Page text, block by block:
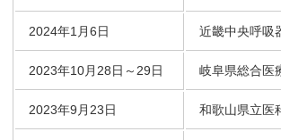
2024年1月6日 近畿中央呼吸
2023年10月28日～29日 岐阜県総合医
2023年9月23日 和歌山県立医